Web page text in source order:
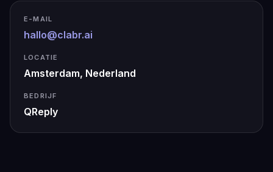
E-MAIL
hallo@clabr.ai
LOCATIE
Amsterdam, Nederland
BEDRIJF
QReply